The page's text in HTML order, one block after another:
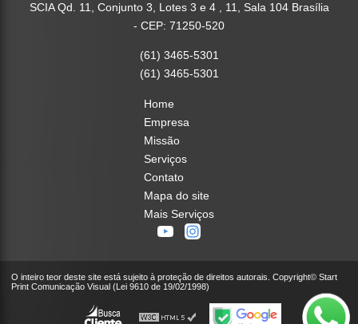
SCIA Qd. 11, Conjunto 3, Lotes 3 e 4 , 11, Sala 104 Brasília
- CEP: 71250-520
(61) 3465-5301
(61) 3465-5301
Home
Empresa
Missão
Serviços
Contato
Mapa do site
Mais Serviços
O inteiro teor deste site está sujeito à proteção de direitos autorais. Copyright© Start
Print Comunicação Visual (Lei 9610 de 19/02/1998)